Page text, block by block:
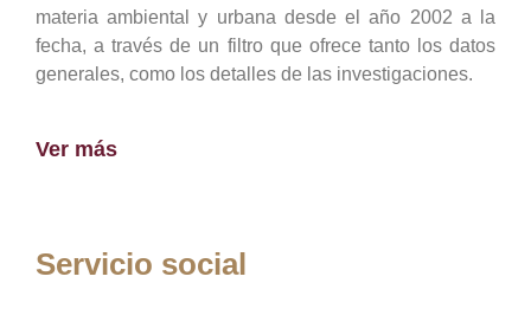
materia ambiental y urbana desde el año 2002 a la
fecha, a través de un filtro que ofrece tanto los datos
generales, como los detalles de las investigaciones.
Ver más
Servicio social